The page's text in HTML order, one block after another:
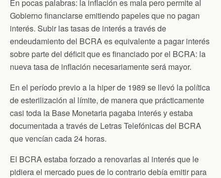
En pocas palabras: la inflación es mala pero permite al
Gobierno financiarse emitiendo papeles que no pagan
interés. Subir las tasas de interés a través de
endeudamiento del BCRA es equivalente a pagar interés
sobre parte del déficit que es financiado por el BCRA: la
nueva tasa de inflación necesariamente será mayor.
En el período previo a la hiper de 1989 se llevó la política
de esterilización al límite, de manera que prácticamente
casi toda la Base Monetaria pagaba interés y estaba
documentada a través de Letras Telefónicas del BCRA
que vencían cada 24 horas.
El BCRA estaba forzado a renovarlas al interés que le
pidiera el mercado pues de lo contrario debía emitir para